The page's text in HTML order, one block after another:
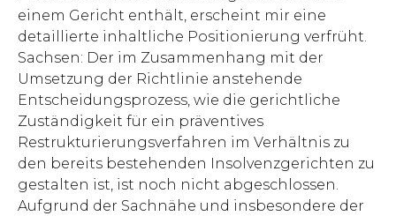
einem Gericht enthält, erscheint mir eine
detaillierte inhaltliche Positionierung verfrüht.
Sachsen: Der im Zusammenhang mit der
Umsetzung der Richtlinie anstehende
Entscheidungsprozess, wie die gerichtliche
Zuständigkeit für ein präventives
Restrukturierungsverfahren im Verhältnis zu
den bereits bestehenden Insolvenzgerichten zu
gestalten ist, ist noch nicht abgeschlossen.
Aufgrund der Sachnähe und insbesondere der